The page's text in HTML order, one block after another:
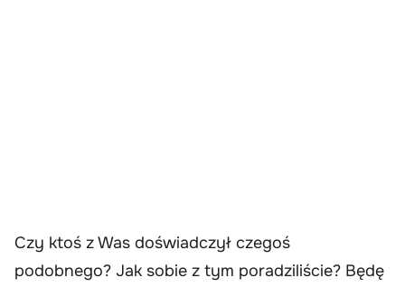
Czy ktoś z Was doświadczył czegoś
podobnego? Jak sobie z tym poradziliście? Będę